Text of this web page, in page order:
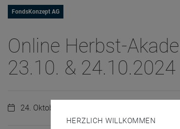
FondsKonzept AG
Online Herbst-
23.10. & 24.10.2024
24. Oktober 2024 | 09:00 Uhr
HERZLICH WILLKOMMEN